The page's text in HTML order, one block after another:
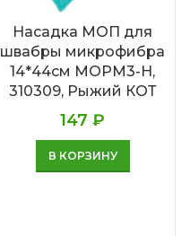
Насадка МОП для
швабры микрофибра
14*44см MOPM3-H,
310309, Рыжий КОТ
147₽
В КОРЗИНУ